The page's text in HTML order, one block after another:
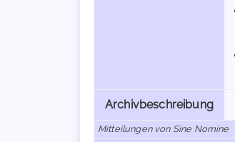
Archivbeschreibung
Mitteilungen von Sine Nomine